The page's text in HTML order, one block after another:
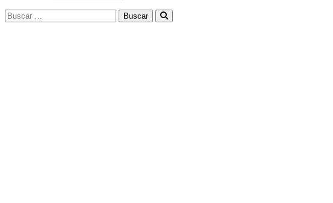
Buscar: